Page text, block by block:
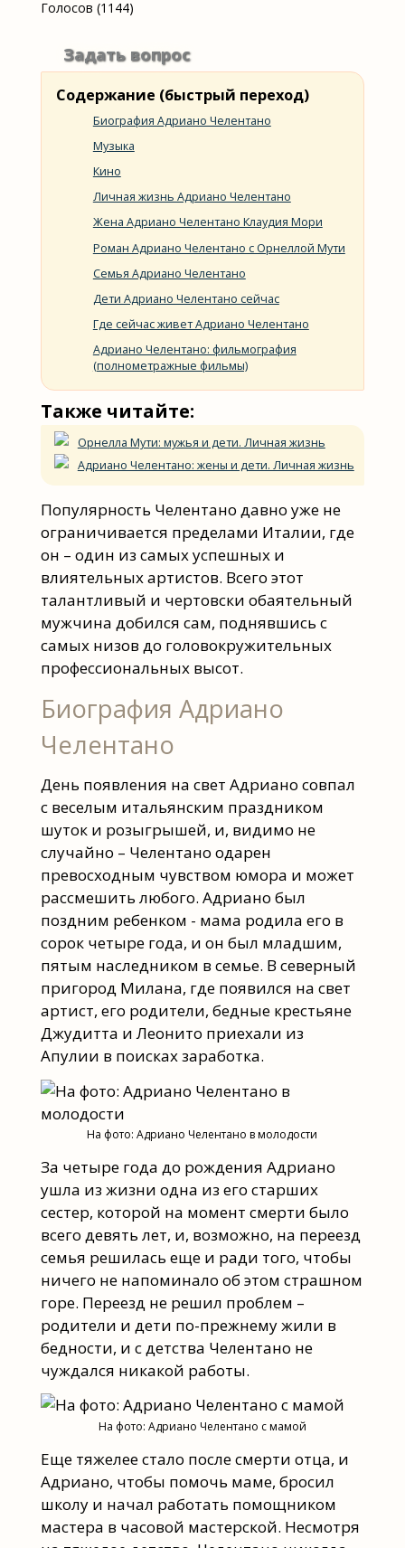
Голосов (1144)
Задать вопрос
Содержание (быстрый переход)
Биография Адриано Челентано
Музыка
Кино
Личная жизнь Адриано Челентано
Жена Адриано Челентано Клаудия Мори
Роман Адриано Челентано с Орнеллой Мути
Семья Адриано Челентано
Дети Адриано Челентано сейчас
Где сейчас живет Адриано Челентано
Адриано Челентано: фильмография
(полнометражные фильмы)
Также читайте:
Орнелла Мути: мужья и дети. Личная жизнь
Адриано Челентано: жены и дети. Личная жизнь
Популярность Челентано давно уже не
ограничивается пределами Италии, где
он – один из самых успешных и
влиятельных артистов. Всего этот
талантливый и чертовски обаятельный
мужчина добился сам, поднявшись с
самых низов до головокружительных
профессиональных высот.
Биография Адриано
Челентано
День появления на свет Адриано совпал
с веселым итальянским праздником
шуток и розыгрышей, и, видимо не
случайно – Челентано одарен
превосходным чувством юмора и может
рассмешить любого. Адриано был
поздним ребенком - мама родила его в
сорок четыре года, и он был младшим,
пятым наследником в семье. В северный
пригород Милана, где появился на свет
артист, его родители, бедные крестьяне
Джудитта и Леонито приехали из
Апулии в поисках заработка.
На фото: Адриано Челентано в молодости
За четыре года до рождения Адриано
ушла из жизни одна из его старших
сестер, которой на момент смерти было
всего девять лет, и, возможно, на переезд
семья решилась еще и ради того, чтобы
ничего не напоминало об этом страшном
горе. Переезд не решил проблем –
родители и дети по-прежнему жили в
бедности, и с детства Челентано не
чуждался никакой работы.
На фото: Адриано Челентано с мамой
Еще тяжелее стало после смерти отца, и
Адриано, чтобы помочь маме, бросил
школу и начал работать помощником
мастера в часовой мастерской. Несмотря